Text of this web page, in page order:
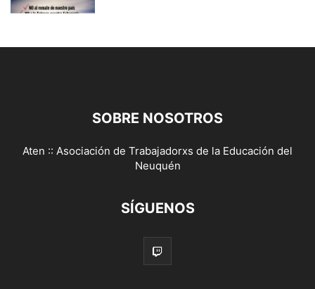
SOBRE NOSOTROS
Aten :: Asociación de Trabajadorxs de la Educación del
Neuquén
SÍGUENOS